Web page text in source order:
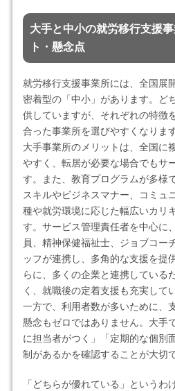
大手と中小の就労移行支援
ト・懸念点
就労移行支援事業所には、全国展
密着型の「中小」があります。ど
供していますが、それぞれの特徴
合った事業所を選びやすくなります
大手事業所のメリットは、全国に
やすく、転居が必要な場合でもサ
す。また、教育プログラムが多様
スキルやビジネスマナー、コミュ
種や就労環境に応じた幅広いカリ
す。サービス管理責任者を中心に
員、精神保健福祉士、ジョブコー
ッフが連携し、多角的な支援を提
らに、多くの企業と連携している
く、就職後の定着支援も充実して
一方で、利用者数が多いために、
懸念もゼロではありません。大手
に担当者がつく」「定期的な個別
制があるかを確認することが大切で
「どちらが優れている」というわ